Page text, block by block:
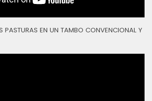
PASTURAS EN UN TAMBO CONVENCIONAL Y